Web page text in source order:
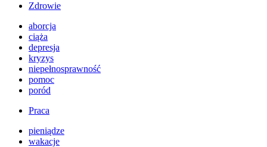
Zdrowie
aborcja
ciąża
depresja
kryzys
niepełnosprawność
pomoc
poród
Praca
pieniądze
wakacje